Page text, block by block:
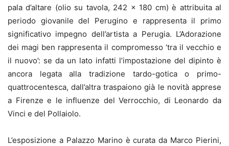
pala d’altare (olio su tavola, 242 x 180 cm) è attribuita al
periodo giovanile del Perugino e rappresenta il primo
significativo impegno dell’artista a Perugia. L’Adorazione
dei magi ben rappresenta il compromesso ‘tra il vecchio e
il nuovo’: se da un lato infatti l’impostazione del dipinto è
ancora legata alla tradizione tardo-gotica o primo-
quattrocentesca, dall’altra traspaiono già le novità apprese
a Firenze e le influenze del Verrocchio, di Leonardo da
Vinci e del Pollaiolo.
L’esposizione a Palazzo Marino è curata da Marco Pierini,